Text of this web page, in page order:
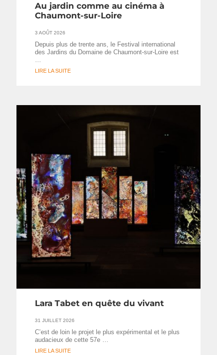
Au jardin comme au cinéma à
Chaumont-sur-Loire
3 AOÛT 2026
Depuis plus de trente ans, le Festival international
des Jardins du Domaine de Chaumont-sur-Loire est
LIRE LA SUITE
Lara Tabet en quête du vivant
31 JUILLET 2026
C’est de loin le projet le plus expérimental et le plus
audacieux de cette 57e …
LIRE LA SUITE